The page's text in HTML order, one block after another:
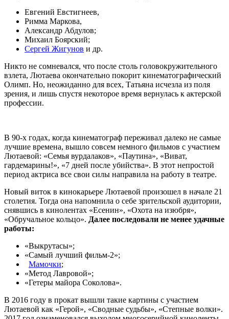
Евгений Евстигнеев,
Римма Маркова,
Александр Абдулов;
Михаил Боярский;
Сергей Жигунов и др.
Никто не сомневался, что после столь головокружительного
взлета, Лютаева окончательно покорит кинематографический
Олимп. Но, неожиданно для всех, Татьяна исчезла из поля
зрения, и лишь спустя некоторое время вернулась к актерской
профессии.
В 90-х годах, когда кинематограф переживал далеко не самые
лучшие времена, вышло совсем немного фильмов с участием
Лютаевой: «Семья вурдалаков», «Паутина», «Виват,
гардемарины!», «7 дней после убийства». В этот непростой
период актриса все свои силы направила на работу в театре.
Новый виток в кинокарьере Лютаевой произошел в начале 21
столетия. Тогда она напомнила о себе зрительской аудитории,
снявшись в кинолентах «Есенин», «Охота на изюбря»,
«Обручальное кольцо». Далее последовали не менее удачные
работы:
«Выкрутасы»;
«Самый лучший фильм-2»;
Мамочки;
«Метод Лавровой»;
«Гетеры майора Соколова».
В 2016 году в прокат вышли такие картины с участием
Лютаевой как «Герой», «Сводные судьбы», «Степные волки».